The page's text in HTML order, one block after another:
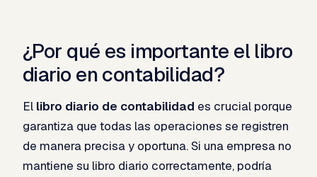
¿Por qué es importante el libro
diario en contabilidad?
El libro diario de contabilidad es crucial porque
garantiza que todas las operaciones se registren
de manera precisa y oportuna. Si una empresa no
mantiene su libro diario correctamente, podría